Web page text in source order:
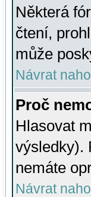
Některá
čtení,
může
Návrat
Proč
Hlasovat
výsledky).
nemáte
Návrat